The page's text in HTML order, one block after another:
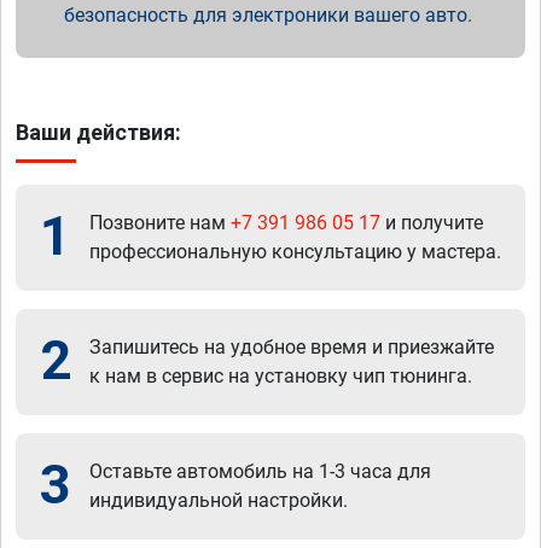
безопасность для электроники вашего авто.
Ваши действия:
1 Позвоните нам +7 391 986 05 17 и получите
профессиональную консультацию у мастера.
2
Запишитесь на удобное время и приезжайте
к нам в сервис на установку чип тюнинга.
3
Оставьте автомобиль на 1-3 часа для
индивидуальной настройки.